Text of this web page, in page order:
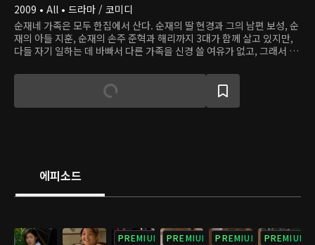
2009 • All • 드라마 / 코미디
순재네 가족은 모두 한집에서 산다. 순재의 딸 현경과 그의 남편 보성, 순
재의 아들 지훈, 순재의 손주 준혁과 해리까지 3대가 함께 살고 있지만,
다들 자기 일하는 데 바빠서 다른 가족을 신경 쓸 여유가 없고, 그래서 사
않았지만 사이가 정말 좋다. 자옥의 집에는 준혁의 과외선생 정음과 줄리
엔, 인나, 광수 등이 함께 산다. 어느 날, 시골에서 세경과 신애 자매가 상
경하고, 세경이 순재네 가정부가 되면서, 가족들의 평범한 삶에 잔잔한
에피소드
PREMIUM PREMIUM PREMIUM PREMIUM